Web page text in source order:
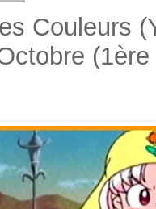
Couleurs